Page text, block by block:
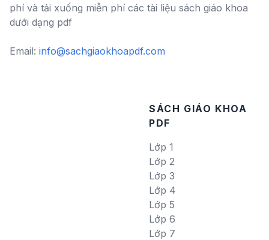
phí và tải xuống miễn phí các tài liệu sách giáo khoa
dưới dạng pdf
Email: info@sachgiaokhoapdf.com
SÁCH GIÁO KHOA
PDF
Lớp 1
Lớp 2
Lớp 3
Lớp 4
Lớp 5
Lớp 6
Lớp 7